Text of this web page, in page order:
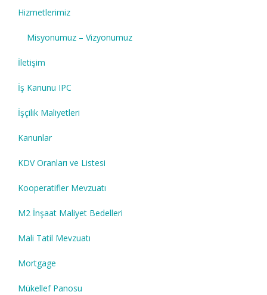
Hizmetlerimiz
Misyonumuz – Vizyonumuz
İletişim
İş Kanunu IPC
İşçilik Maliyetleri
Kanunlar
KDV Oranları ve Listesi
Kooperatifler Mevzuatı
M2 İnşaat Maliyet Bedelleri
Mali Tatil Mevzuatı
Mortgage
Mükellef Panosu